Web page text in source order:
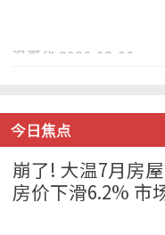
温哥华 2026-08-06
今日焦点
崩了! 大温7月房
房价下滑6.2% 市